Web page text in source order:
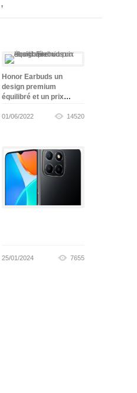
,
Honor Earbuds un
design premium
équilibré et un prix
01/06/2022 14520
25/01/2024 7655